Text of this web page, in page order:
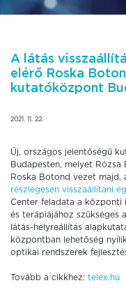
A látás
elérő Roska
kutatóközpont
2021. 11. 22.
Új, országos jelentőségű
Budapesten, melyet
Roska Botond vezet majd,
részlegesen visszaállítani
Center feladata a központi
és terápiájához szükséges
látás-helyreállítás
központban lehetőség
optikai rendszerek
Tovább a cikkhez: telex.hu